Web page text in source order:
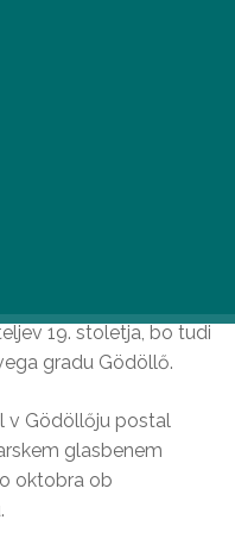
19. stoletja, bo tudi
gradu Gödöllő.
v Gödöllőju postal
glasbenem
oktobra ob